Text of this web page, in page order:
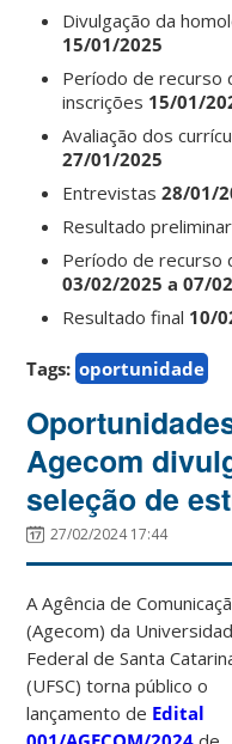
Divulgação da
15/01/2025
Período de recurso
inscrições 15/01/
Avaliação dos
27/01/2025
Entrevistas28/01/
Resultado
Período de recurso
03/02/2025 a 07/
Resultado final 10/
Tags: oportunidade
Agecom
seleção de
27/02/2024 17:44
A Agência de
(Agecom) da
Federal de Santa
(UFSC) torna público o
lançamento de Edital